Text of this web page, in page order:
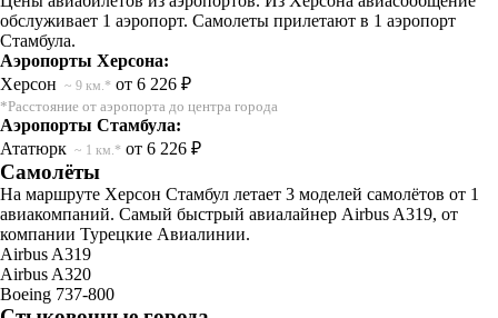
обслуживает 1 аэропорт. Самолеты прилетают в 1 аэропорт
Стамбула.
Аэропорты Херсона:
Херсон ~ 9 км.* от 6 226 ₽
*Расстояние от аэропорта до центра города
Аэропорты Стамбула:
Ататюрк ~ 1 км.* от 6 226 ₽
Самолёты
На маршруте Херсон Стамбул летает 3 моделей самолётов от 1
авиакомпаний. Самый быстрый авиалайнер Airbus A319, от
компании Турецкие Авиалинии.
Airbus A319
Airbus A320
Boeing 737-800